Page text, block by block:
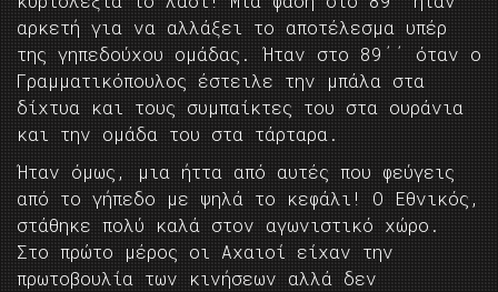
αρκετή για να αλλάξει το αποτέλεσμα υπέρ
της γηπεδούχου ομάδας. Ήταν στο 89΄΄ όταν ο
Γραμματικόπουλος έστειλε την μπάλα στα
δίχτυα και τους συμπαίκτες του στα ουράνια
και την ομάδα του στα τάρταρα.
Ήταν όμως, μια ήττα από αυτές που φεύγεις
από το γήπεδο με ψηλά το κεφάλι! Ο Εθνικός,
στάθηκε πολύ καλά στον αγωνιστικό χώρο.
Στο πρώτο μέρος οι Αχαιοί είχαν την
πρωτοβουλία των κινήσεων αλλά δεν